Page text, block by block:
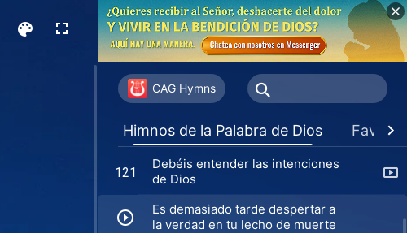
CAG Hymns
Himnos de la Palabra de Dios
los últimos días
108
Nadie puede estar sin las
palabras de Dios
117
Dios juzga y perfecciona al
hombre con Sus palabras en los
últimos días
118
divina diferente
121
Debéis entender las intenciones
de Dios
Es demasiado tarde despertar a
la verdad en tu lecho de muerte